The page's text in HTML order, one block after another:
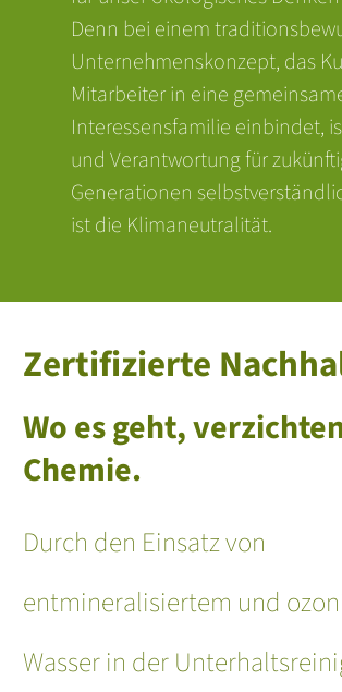
Denn bei einem
Unternehmenskonzept, das
Mitarbeiter in eine
Interessensfamilie einbindet,
und Verantwortung für
Generationen
ist die Klimaneutralität.
Zertifizierte
Wo es geht,
Chemie.
Durch den Einsatz von
entmineralisiertem und
Wasser in der